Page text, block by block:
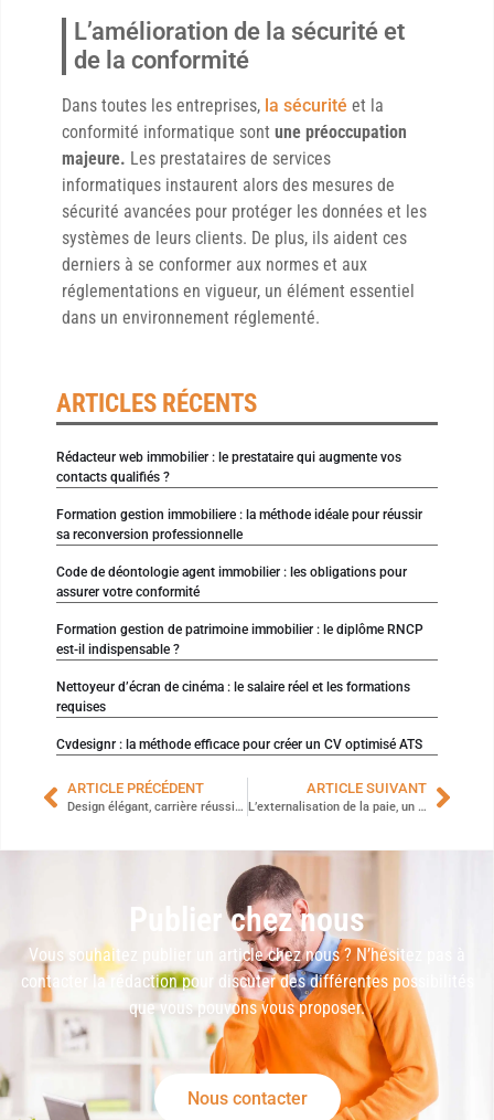
L’amélioration de la sécurité et
de la conformité
Dans toutes les entreprises, la sécurité et la
conformité informatique sont une préoccupation
majeure. Les prestataires de services
informatiques instaurent alors des mesures de
sécurité avancées pour protéger les données et les
systèmes de leurs clients. De plus, ils aident ces
derniers à se conformer aux normes et aux
réglementations en vigueur, un élément essentiel
dans un environnement réglementé.
ARTICLES RÉCENTS
Rédacteur web immobilier : le prestataire qui augmente vos
contacts qualifiés ?
Formation gestion immobiliere : la méthode idéale pour réussir
sa reconversion professionnelle
Code de déontologie agent immobilier : les obligations pour
assurer votre conformité
Formation gestion de patrimoine immobilier : le diplôme RNCP
est-il indispensable ?
Nettoyeur d’écran de cinéma : le salaire réel et les formations
requises
Cvdesignr : la méthode efficace pour créer un CV optimisé ATS
ARTICLE PRÉCÉDENT
Design élégant, carrière réussie : utilisez un outil en ligne pour créer votre CV
ARTICLE SUIVANT
L’externalisation de la paie, un service en pleine croissance
Publier chez nous
Vous souhaitez publier un article chez nous ? N’hésitez pas à
contacter la rédaction pour discuter des différentes possibilités
que vous pouvons vous proposer.
Nous contacter